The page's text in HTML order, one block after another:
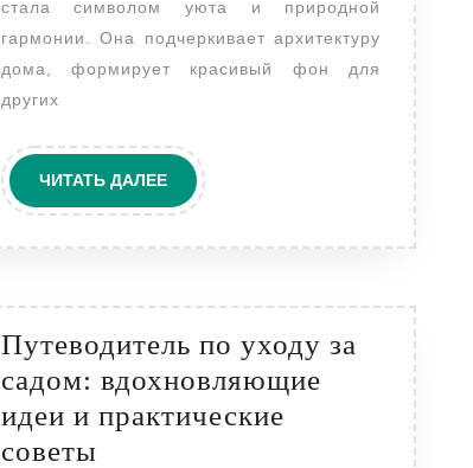
изгородь
мечты
стала символом уюта и природной
гармонии. Она подчеркивает архитектуру
дома, формирует красивый фон для
других
ЧИТАТЬ ДАЛЕЕЧИТАТЬ
ДАЛЕЕ
Путеводитель по уходу за
садом: вдохновляющие
идеи и практические
советыПутеводитель